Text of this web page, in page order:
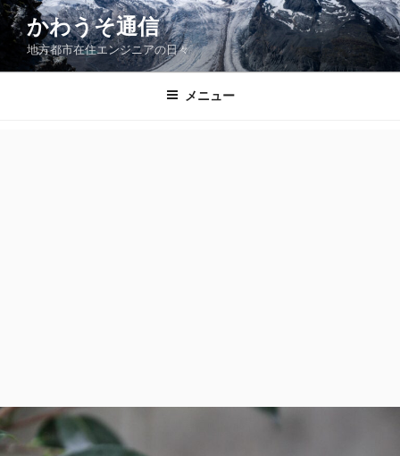
コ
ン
ン
かわうそ通信
地方都市在住エンジニアの日々
メニュー